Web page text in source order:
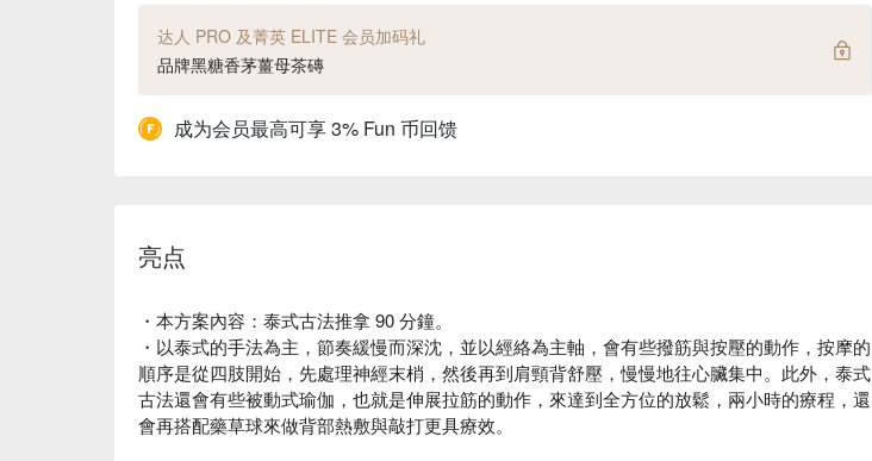
达人 PRO 及菁英 ELITE 会员加码礼
品牌黑糖香茅薑母茶磚
成为会员最高可享 3% Fun 币回馈
亮点
・本方案內容：泰式古法推拿 90 分鐘。
・以泰式的手法為主，節奏緩慢而深沈，並以經絡為主軸，會有些撥筋與按壓的動作，按摩的
順序是從四肢開始，先處理神經末梢，然後再到肩頸背舒壓，慢慢地往心臟集中。此外，泰式
古法還會有些被動式瑜伽，也就是伸展拉筋的動作，來達到全方位的放鬆，兩小時的療程，還
會再搭配藥草球來做背部熱敷與敲打更具療效。